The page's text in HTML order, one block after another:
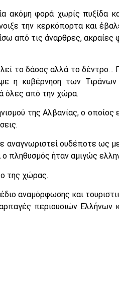
ακόμη φορά χωρίς πυξίδα
την κερκόπορτα και
από τις άναρθρες,
το δάσος αλλά το δέντρο…
η κυβέρνηση των
όλες από την χώρα.
της Αλβανίας, ο
αναγνωριστεί ουδέποτε ως
πληθυσμός ήταν αμιγώς
της χώρας.
αναμόρφωσης και
περιουσιών Ελλήνων